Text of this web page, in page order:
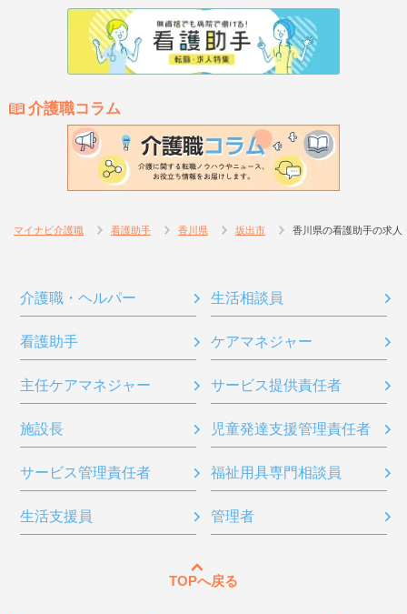
介護職コラム
マイナビ介護職 看護助手 香川県 坂出市 香川県の看護助手の求人
介護職・ヘルパー 生活相談員
看護助手 ケアマネジャー
主任ケアマネジャー サービス提供責任者
施設長 児童発達支援管理責任者
サービス管理責任者 福祉用具専門相談員
生活支援員 管理者
TOPへ戻る